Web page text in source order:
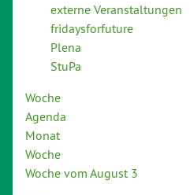
externe Veranstaltungen
fridaysforfuture
Plena
StuPa
Woche
Agenda
Monat
Woche
Woche vom August 3